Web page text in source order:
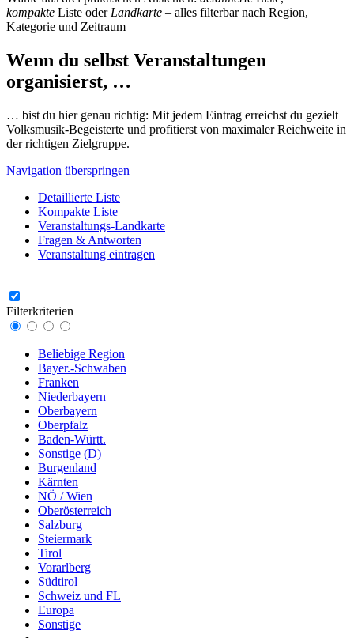
kompakte Liste oder Landkarte – alles filterbar nach Region,
Kategorie und Zeitraum
Wenn du selbst Veranstaltungen
organisierst, …
… bist du hier genau richtig: Mit jedem Eintrag erreichst du gezielt
Volksmusik-Begeisterte und profitierst von maximaler Reichweite in
der richtigen Zielgruppe.
Navigation überspringen
Detaillierte Liste
Kompakte Liste
Veranstaltungs-Landkarte
Fragen & Antworten
Veranstaltung eintragen
Filterkriterien
Beliebige Region
Bayer.-Schwaben
Franken
Niederbayern
Oberbayern
Oberpfalz
Baden-Württ.
Sonstige (D)
Burgenland
Kärnten
NÖ / Wien
Oberösterreich
Salzburg
Steiermark
Tirol
Vorarlberg
Südtirol
Schweiz und FL
Europa
Sonstige